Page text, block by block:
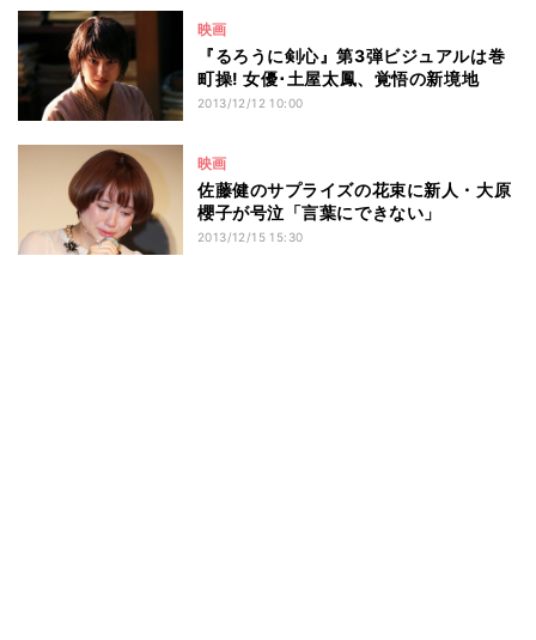
映画
『るろうに剣心』第3弾ビジュアルは巻
町操! 女優･土屋太鳳、覚悟の新境地
2013/12/12 10:00
映画
佐藤健のサプライズの花束に新人・大原
櫻子が号泣「言葉にできない」
2013/12/15 15:30